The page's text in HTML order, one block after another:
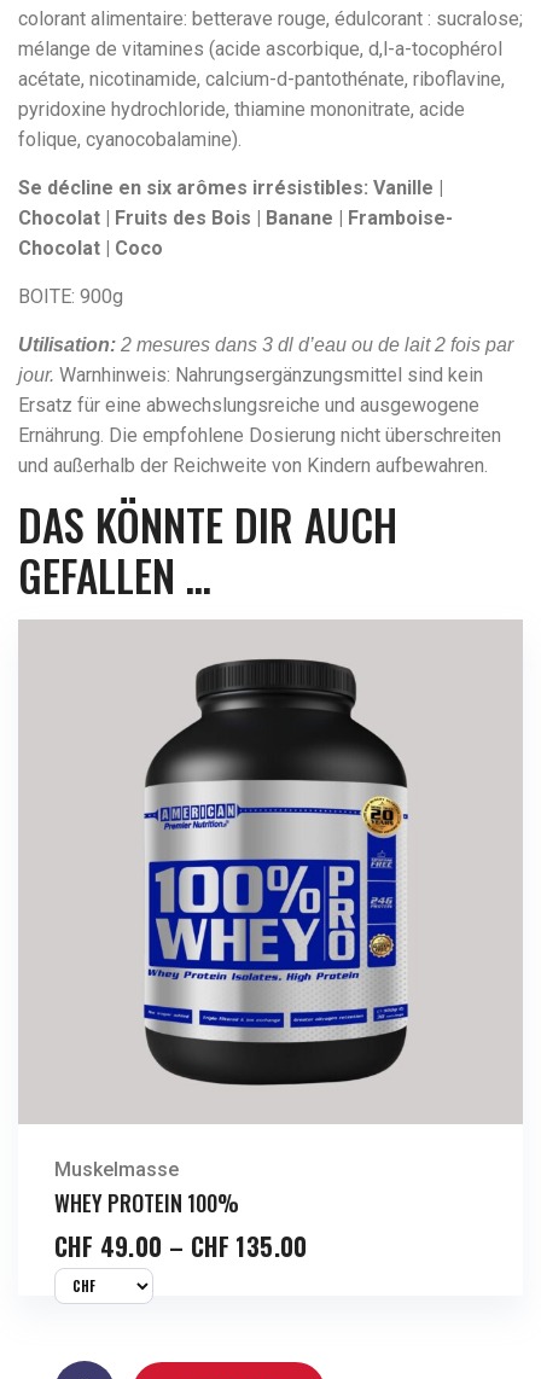
colorant alimentaire: betterave rouge, édulcorant : sucralose;
mélange de vitamines (acide ascorbique, d,l-a-tocophérol
acétate, nicotinamide, calcium-d-pantothénate, riboflavine,
pyridoxine hydrochloride, thiamine mononitrate, acide
folique, cyanocobalamine).
Se décline en six arômes irrésistibles: Vanille |
Chocolat | Fruits des Bois | Banane | Framboise-
Chocolat | Coco
BOITE: 900g
Utilisation: 2 mesures dans 3 dl d’eau ou de lait 2 fois par
jour. Warnhinweis: Nahrungsergänzungsmittel sind kein
Ersatz für eine abwechslungsreiche und ausgewogene
Ernährung. Die empfohlene Dosierung nicht überschreiten
und außerhalb der Reichweite von Kindern aufbewahren.
DAS KÖNNTE DIR AUCH
GEFALLEN …
Muskelmasse
WHEY PROTEIN 100%
CHF 49.00 – CHF 135.00